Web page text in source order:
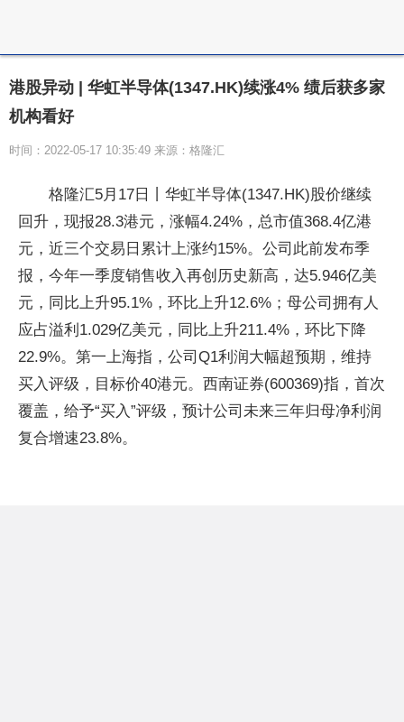
港股异动 | 华虹半导体(1347.HK)续涨4% 绩后获多家
机构看好
时间：2022-05-17 10:35:49 来源：格隆汇
格隆汇5月17日丨华虹半导体(1347.HK)股价继续
回升，现报28.3港元，涨幅4.24%，总市值368.4亿港
元，近三个交易日累计上涨约15%。公司此前发布季
报，今年一季度销售收入再创历史新高，达5.946亿美
元，同比上升95.1%，环比上升12.6%；母公司拥有人
应占溢利1.029亿美元，同比上升211.4%，环比下降
22.9%。第一上海指，公司Q1利润大幅超预期，维持
买入评级，目标价40港元。西南证券(600369)指，首次
覆盖，给予“买入”评级，预计公司未来三年归母净利润
复合增速23.8%。